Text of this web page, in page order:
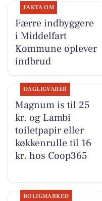
FAKTA OM
Færre indbyggere
i Middelfart
Kommune oplever
indbrud
DAGLIGVARER
Magnum is til 25
kr. og Lambi
toiletpapir eller
køkkenrulle til 16
kr. hos Coop365
BOLIGMARKED